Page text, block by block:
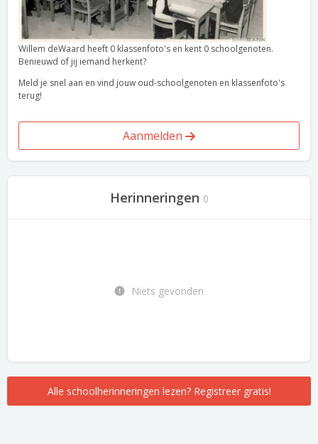
Willem deWaard heeft 0 klassenfoto's en kent 0 schoolgenoten.
Benieuwd of jij iemand herkent?
Meld je snel aan en vind jouw oud-schoolgenoten en klassenfoto's
terug!
Aanmelden
Herinneringen 0
Niets gevonden
Alle schoolherinneringen lezen? Registreer gratis!